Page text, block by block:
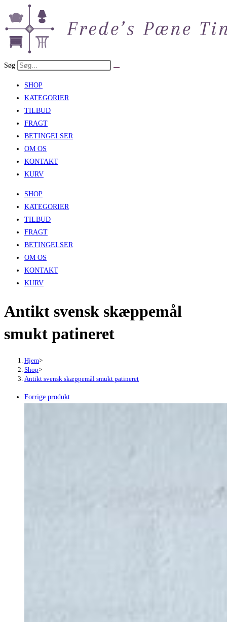
content
Søg
SHOP
KATEGORIER
TILBUD
FRAGT
BETINGELSER
OM OS
KONTAKT
KURV
SHOP
KATEGORIER
TILBUD
FRAGT
BETINGELSER
OM OS
KONTAKT
KURV
Antikt svensk skæppemål
smukt patineret
Hjem>
Shop>
Antikt svensk skæppemål smukt patineret
Forrige produkt